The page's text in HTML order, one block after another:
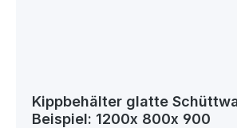
Kippbehälter glatte
Beispiel: 1200x 800x 900